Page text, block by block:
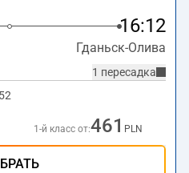
16:12
Гданьск-Олива
1 пересадка
1-й класс от:461 PLN